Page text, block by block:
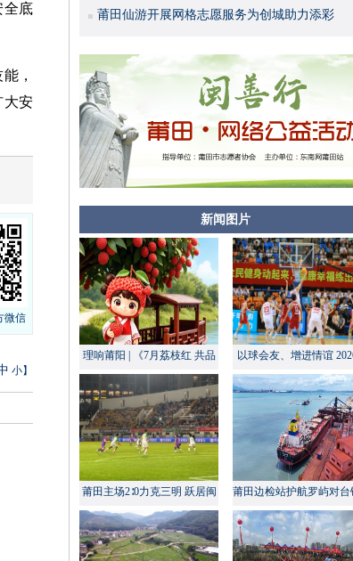
全底
，
大安
微信
小】
活动
莆田仙游开展网格志愿服务为创城助力添彩
新闻图片
理响莆阳 | 《7月荔枝红 共品
莆田甜》
以球会友、增进情谊
峡两岸大学生篮球赛在莆
幕
莆田主场2∶0力克三明 跃居闽
超积分榜第四
莆田边检站护航罗屿对台
中转量同比增长超